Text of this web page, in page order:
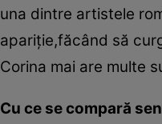
una dintre artistele
apariţie,făcând să
Corina mai are multe
Cu ce se compară